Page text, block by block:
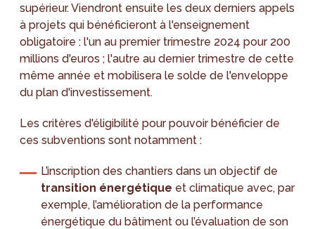
supérieur. Viendront ensuite les deux derniers appels
à projets qui bénéficieront à l'enseignement
obligatoire : l'un au premier trimestre 2024 pour 200
millions d'euros ; l'autre au dernier trimestre de cette
même année et mobilisera le solde de l'enveloppe
du plan d'investissement.
Les critères d'éligibilité pour pouvoir bénéficier de
ces subventions sont notamment :
L’inscription des chantiers dans un objectif de
transition énergétique et climatique avec, par
exemple, l’amélioration de la performance
énergétique du bâtiment ou l’évaluation de son